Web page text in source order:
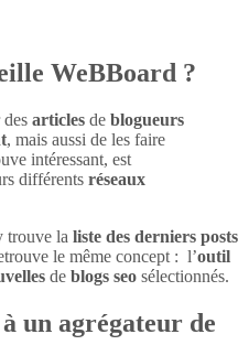
WeBBoard ?
articles de blogueurs
, mais aussi de les faire
intéressant, est
différents réseaux
trouve la liste des derniers posts
le même concept : l’outil
de blogs seo sélectionnés.
un agrégateur de